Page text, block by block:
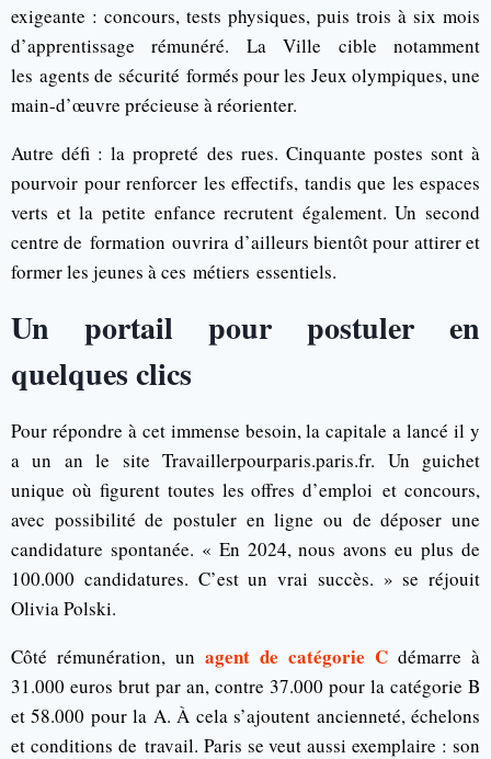
exigeante : concours, tests physiques, puis trois à six mois
d’apprentissage rémunéré. La Ville cible notamment
les agents de sécurité formés pour les Jeux olympiques, une
main-d’œuvre précieuse à réorienter.
Autre défi : la propreté des rues. Cinquante postes sont à
pourvoir pour renforcer les effectifs, tandis que les espaces
verts et la petite enfance recrutent également. Un second
centre de formation ouvrira d’ailleurs bientôt pour attirer et
former les jeunes à ces métiers essentiels.
Un portail pour postuler en
quelques clics
Pour répondre à cet immense besoin, la capitale a lancé il y
a un an le site Travaillerpourparis.paris.fr. Un guichet
unique où figurent toutes les offres d’emploi et concours,
avec possibilité de postuler en ligne ou de déposer une
candidature spontanée. « En 2024, nous avons eu plus de
100.000 candidatures. C’est un vrai succès. » se réjouit
Olivia Polski.
Côté rémunération, un agent de catégorie C démarre à
31.000 euros brut par an, contre 37.000 pour la catégorie B
et 58.000 pour la A. À cela s’ajoutent ancienneté, échelons
et conditions de travail. Paris se veut aussi exemplaire : son